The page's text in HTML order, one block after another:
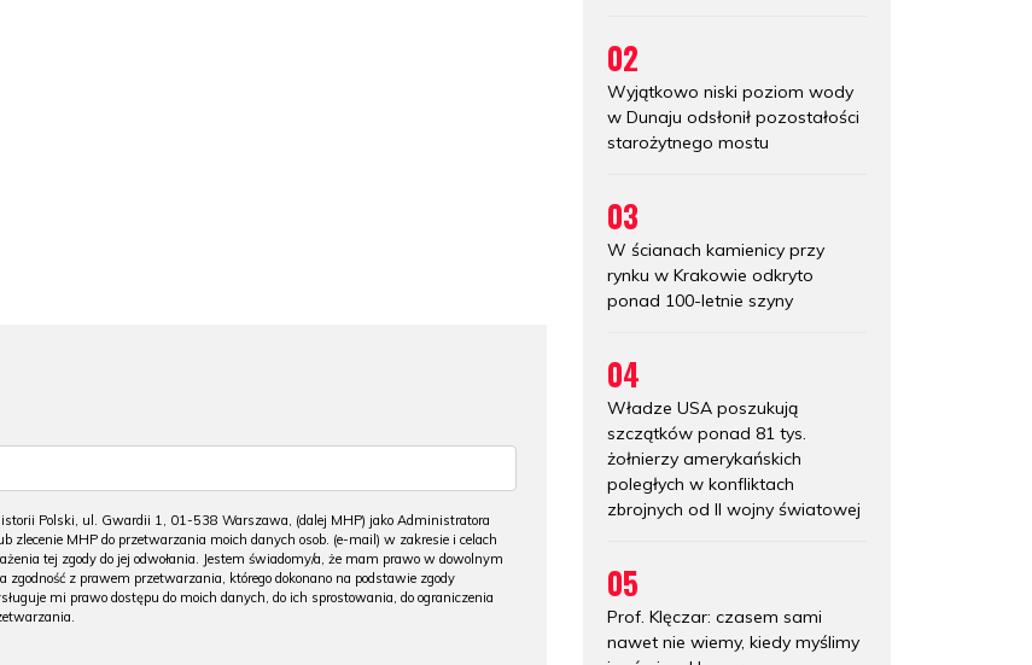
Polski, ul. Gwardii 1, 01-538 Warszawa, (dalej MHP) jako Administratora
zlecenie MHP do przetwarzania moich danych osob. (e-mail) w zakresie i celach
tej zgody do jej odwołania. Jestem świadomy/a, że mam prawo w dowolnym
zgodność z prawem przetwarzania, którego dokonano na podstawie zgody
mi prawo dostępu do moich danych, do ich sprostowania, do ograniczenia
02
Wyjątkowo niski poziom wody
w Dunaju odsłonił pozostałości
starożytnego mostu
03
W ścianach kamienicy przy
rynku w Krakowie odkryto
ponad 100-letnie szyny
04
Władze USA poszukują
szczątków ponad 81 tys.
żołnierzy amerykańskich
poległych w konfliktach
zbrojnych od II wojny światowej
05
Prof. Klęczar: czasem sami
nawet nie wiemy, kiedy myślimy